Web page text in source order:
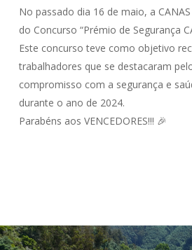
No passado dia 16 de maio, a
do Concurso “Prémio de Segurança
Este concurso teve como objetivo
trabalhadores que se destacaram
compromisso com a segurança e
durante o ano de 2024.
Parabéns aos VENCEDORES!!! 🎉